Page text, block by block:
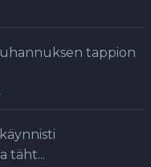
tappion
täht...